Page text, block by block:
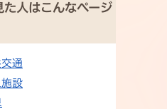
た人はこんなページ
通
設